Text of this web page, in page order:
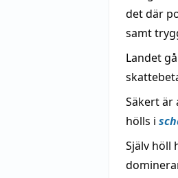
det där
samt
Landet
Säkert är
hölls i
Själv höll